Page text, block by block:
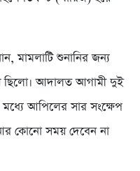
মামলাটি শুনানির জন্য
ছিলো। আদালত আগামী দুই
আপিলের সার সংক্ষেপ
কোনো সময় দেবেন না